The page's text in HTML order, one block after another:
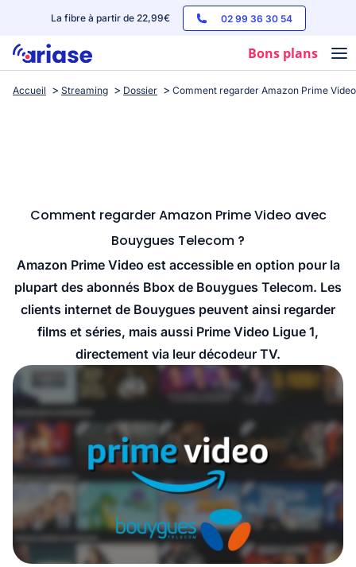
La fibre à partir de 22,99€ 02 99 36 30 54
Bons plans
Box internet
Accueil Streaming Dossier Comment regarder Amazon Prime
Comment regarder Amazon Prime Video avec
Bouygues Telecom ?
Amazon Prime Video est accessible en option pour la
plupart des abonnés Bbox de Bouygues Telecom. Les
clients internet de Bouygues peuvent ainsi regarder
films et séries, mais aussi Prime Video Ligue 1,
directement via leur décodeur TV.